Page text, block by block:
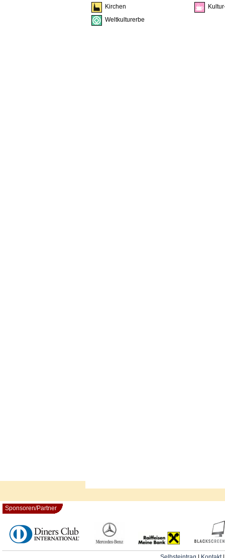
Kirchen
Weltkulturerbe
Sponsoren/Partner